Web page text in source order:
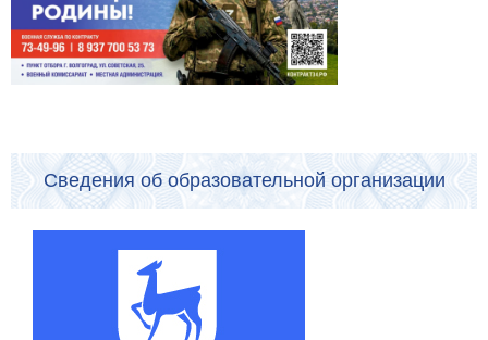
Сведения об образовательной организации